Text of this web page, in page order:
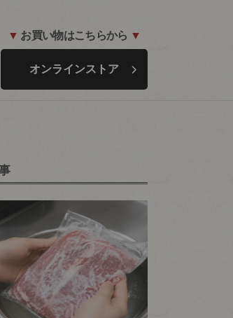
▼ お買い物はこちらから ▼
オンラインストア